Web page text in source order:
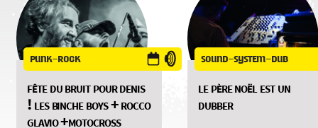
punk-rock
fête du bruit pour denis
! les binche boys + rocco
glavio +motocross
sound-system-dub
le père noël est un
dubber